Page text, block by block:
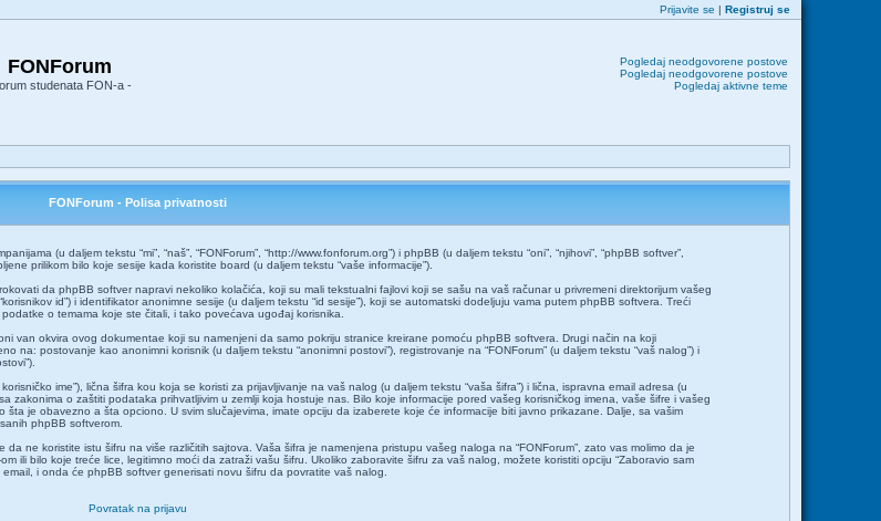
Prijavite se | Registruj se
FONForum
studenata FON-a -
Pogledaj neodgovorene postove
Pogledaj neodgovorene postove
Pogledaj aktivne teme
FONForum - Polisa privatnosti
(u daljem tekstu “mi”, “naš”, “FONForum”, “http://www.fonforum.org”) i phpBB (u daljem tekstu “oni”, “njihovi”, “phpBB softver”,
prilikom bilo koje sesije kada koristite board (u daljem tekstu “vaše informacije”).
da phpBB softver napravi nekoliko kolačića, koji su mali tekstualni fajlovi koji se sašu na vaš računar u privremeni direktorijum vašeg
id”) i identifikator anonimne sesije (u daljem tekstu “id sesije”), koji se automatski dodeljuju vama putem phpBB softvera. Treći
o temama koje ste čitali, i tako povećava ugođaj korisnika.
van okvira ovog dokumentae koji su namenjeni da samo pokriju stranice kreirane pomoću phpBB softvera. Drugi način na koji
postovanje kao anonimni korisnik (u daljem tekstu “anonimni postovi”), registrovanje na “FONForum” (u daljem tekstu “vaš nalog”) i
ime”), lična šifra kou koja se koristi za prijavljivanje na vaš nalog (u daljem tekstu “vaša šifra”) i lična, ispravna email adresa (u
zakonima o zaštiti podataka prihvatljivim u zemlji koja hostuje nas. Bilo koje informacije pored vašeg korisničkog imena, vaše šifre i vašeg
šta je obavezno a šta opciono. U svim slučajevima, imate opciju da izaberete koje će informacije biti javno prikazane. Dalje, sa vašim
phpBB softverom.
ne koristite istu šifru na više različitih sajtova. Vaša šifra je namenjena pristupu vašeg naloga na “FONForum”, zato vas molimo da je
ili bilo koje treće lice, legitimno moći da zatraži vašu šifru. Ukoliko zaboravite šifru za vaš nalog, možete koristiti opciju “Zaboravio sam
i onda će phpBB softver generisati novu šifru da povratite vaš nalog.
Povratak na prijavu